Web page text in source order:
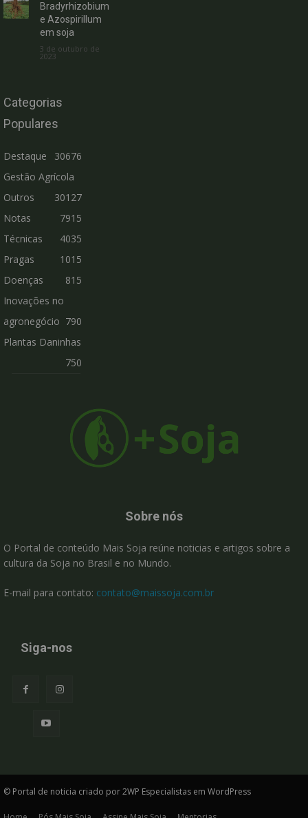
Bradyrhizobium
e Azospirillum
em soja
3 de outubro de
2023
Categorias
Populares
Destaque
30676
Gestão Agrícola
30127
Outros
7915
Notas
Técnicas
4035
Pragas
1015
Doenças
815
Inovações no
agronegócio 790
Plantas Daninhas
750
Sobre nós
O Portal de conteúdo Mais Soja reúne noticias e artigos sobre a
cultura da Soja no Brasil e no Mundo.
E-mail para contato: contato@maissoja.com.br
Siga-nos
© Portal de noticia criado por 2WP Especialistas em WordPress